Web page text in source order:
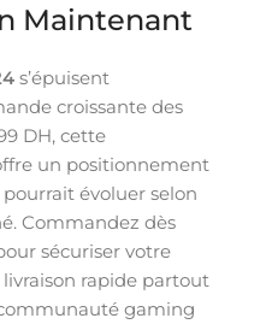
Maintenant
s’épuisent
croissante des
DH, cette
un positionnement
évoluer selon
Commandez dès
sécuriser votre
rapide partout
gaming